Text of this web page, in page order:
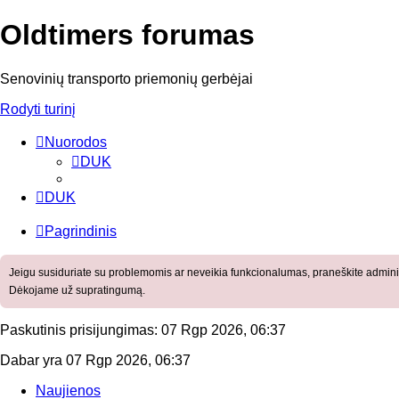
Oldtimers forumas
Senovinių transporto priemonių gerbėjai
Rodyti turinį
Nuorodos
DUK
DUK
Pagrindinis
Jeigu susiduriate su problemomis ar neveikia funkcionalumas, praneškite
Dėkojame už supratingumą.
Paskutinis prisijungimas: 07 Rgp 2026, 06:37
Dabar yra 07 Rgp 2026, 06:37
Naujienos